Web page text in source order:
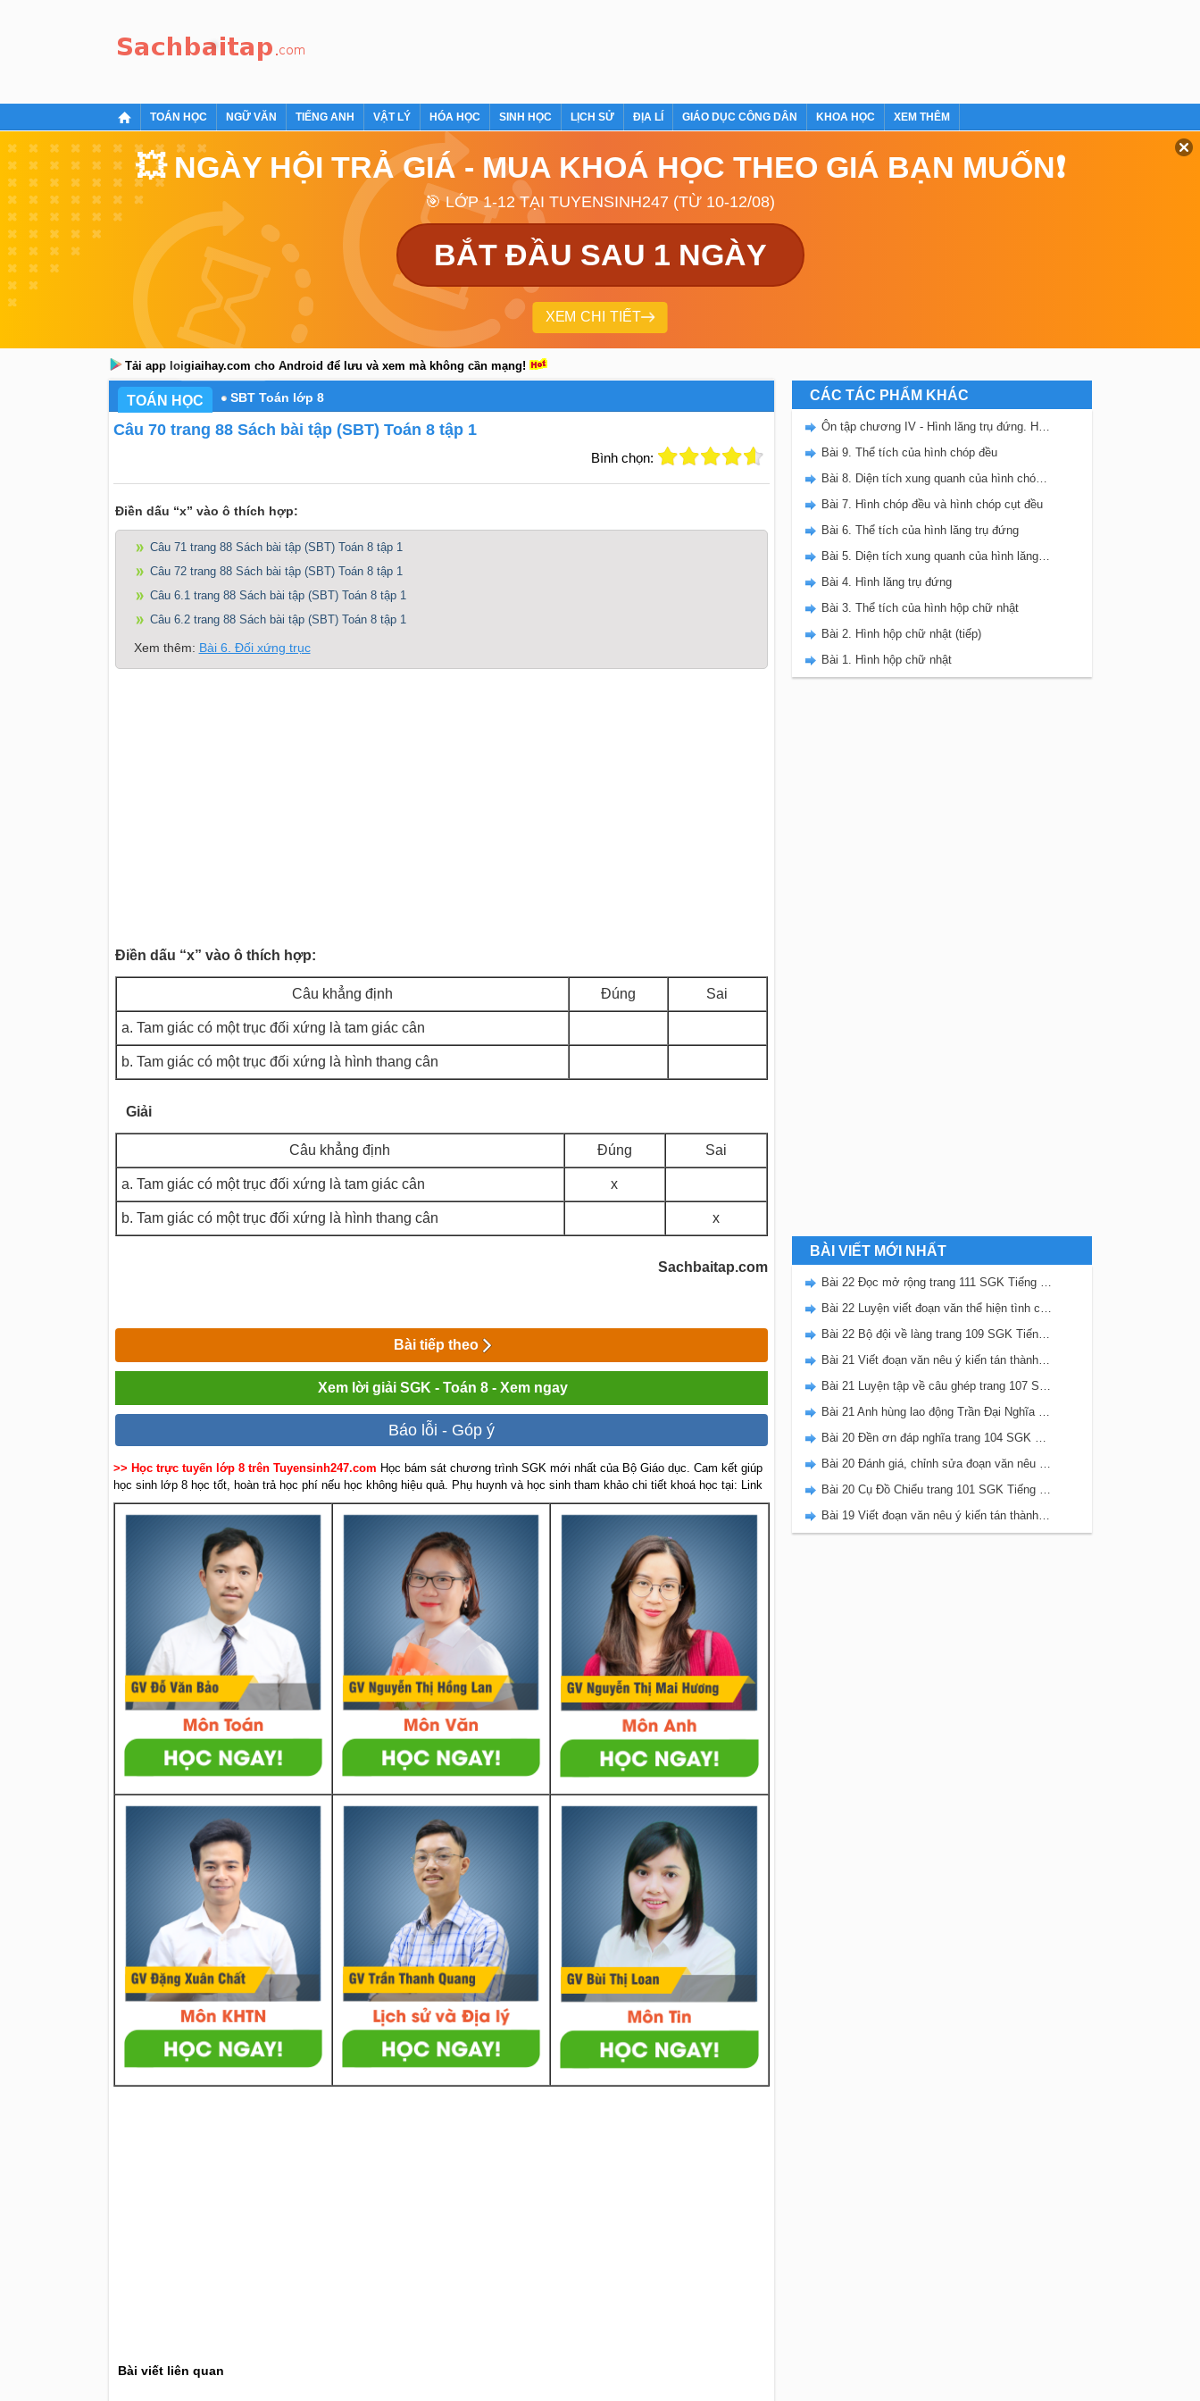
TOÁN HỌC NGỮ VĂN TIẾNG ANH VẬT LÝ HÓA HỌC SINH HỌC LỊCH SỬ ĐỊA LÍ GIÁO DỤC CÔNG DÂN KHOA HỌC XEM THÊM
💥 NGÀY HỘI TRẢ GIÁ - MUA KHOÁ HỌC THEO GIÁ BẠN MUỐN❗
🎯 LỚP 1-12 TẠI TUYENSINH247 (TỪ 10-12/08)
BẮT ĐẦU SAU 1 NGÀY
XEM CHI TIẾT
Tải app loigiaihay.com cho Android để lưu và xem mà không cần mạng!
TOÁN HỌC SBT Toán lớp 8
Câu 70 trang 88 Sách bài tập (SBT) Toán 8 tập 1
Bình chọn:
Điền dấu “x” vào ô thích hợp:
Câu 71 trang 88 Sách bài tập (SBT) Toán 8 tập 1
Câu 72 trang 88 Sách bài tập (SBT) Toán 8 tập 1
Câu 6.1 trang 88 Sách bài tập (SBT) Toán 8 tập 1
Câu 6.2 trang 88 Sách bài tập (SBT) Toán 8 tập 1
Xem thêm: Bài 6. Đối xứng trục
Điền dấu “x” vào ô thích hợp:
Câu khẳng định Đúng Sai
a. Tam giác có một trục đối xứng là tam giác cân
b. Tam giác có một trục đối xứng là hình thang cân
Giải
Câu khẳng định Đúng Sai
a. Tam giác có một trục đối xứng là tam giác cân x
b. Tam giác có một trục đối xứng là hình thang cân x
Sachbaitap.com
Bài tiếp theo
Xem lời giải SGK - Toán 8 - Xem ngay
Báo lỗi - Góp ý
>> Học trực tuyến lớp 8 trên Tuyensinh247.com Học bám sát chương trình SGK mới nhất của Bộ Giáo dục. Cam kết giúp
học sinh lớp 8 học tốt, hoàn trả học phí nếu học không hiệu quả. Phụ huynh và học sinh tham khảo chi tiết khoá học tại: Link
Bài viết liên quan
CÁC TÁC PHẨM KHÁC
Ôn tập chương IV - Hình lăng trụ đứng. Hình chóp đều
Bài 9. Thể tích của hình chóp đều
Bài 8. Diện tích xung quanh của hình chóp đều
Bài 7. Hình chóp đều và hình chóp cụt đều
Bài 6. Thể tích của hình lăng trụ đứng
Bài 5. Diện tích xung quanh của hình lăng trụ đứng
Bài 4. Hình lăng trụ đứng
Bài 3. Thể tích của hình hộp chữ nhật
Bài 2. Hình hộp chữ nhật (tiếp)
Bài 1. Hình hộp chữ nhật
BÀI VIẾT MỚI NHẤT
Bài 22 Đọc mở rộng trang 111 SGK Tiếng Việt 5 Kết nối tri thức tập 2
Bài 22 Luyện viết đoạn văn thể hiện tình cảm, cảm xúc về một sự việc trang 111 SGK Tiếng Việt 5 Kết nối tri thức tập 2
Bài 22 Bộ đội về làng trang 109 SGK Tiếng Việt 5 Kết nối tri thức tập 2
Bài 21 Viết đoạn văn nêu ý kiến tán thành một sự việc, hiện tượng (Bài viết số 2) trang 108 SGK Tiếng Việt 5 Kết nối tri thức tập 2
Bài 21 Luyện tập về câu ghép trang 107 SGK Tiếng Việt 5 Kết nối tri thức tập 2
Bài 21 Anh hùng lao động Trần Đại Nghĩa trang 106 SGK Tiếng Việt 5 Kết nối tri thức tập 2
Bài 20 Đền ơn đáp nghĩa trang 104 SGK Tiếng Việt 5 Kết nối tri thức tập 2
Bài 20 Đánh giá, chỉnh sửa đoạn văn nêu ý kiến tán thành một sự vật, hiện tượng trang 103 SGK Tiếng Việt 5 Kết nối tri thức tập 2
Bài 20 Cụ Đồ Chiểu trang 101 SGK Tiếng Việt 5 Kết nối tri thức tập 2
Bài 19 Viết đoạn văn nêu ý kiến tán thành một sự việc, hiện tượng (Bài viết số 1) trang 100 SGK Tiếng Việt 5 Kết nối tri thức tập 2